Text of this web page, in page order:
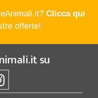
Clicca qui
offerte!
su